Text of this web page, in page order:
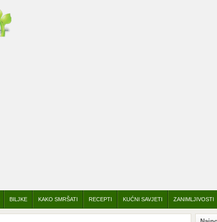
BILJKE KAKO SMRŠATI RECEPTI KUĆNI SAVJETI ZANIMLJIVOSTI